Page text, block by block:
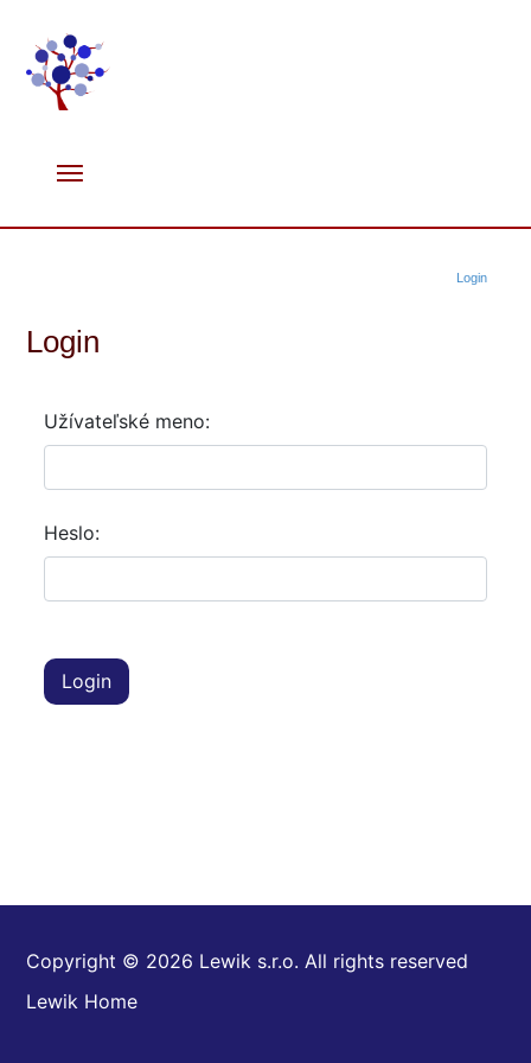
Login
Login
Užívateľské meno:
Heslo:
Login
Copyright © 2026 Lewik s.r.o. All rights reserved
Lewik Home